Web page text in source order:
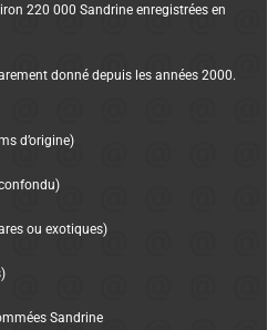
220 000 Sandrine enregistrées en
donné depuis les années 2000.
d’origine)
ou exotiques)
Sandrine